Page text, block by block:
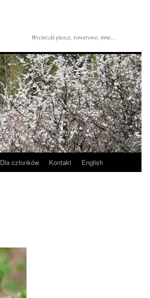
Wycieczki piesze, rowerowe, inne…
Dla członków Kontakt English